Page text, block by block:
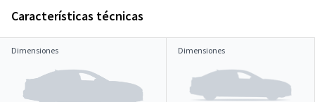
Características técnicas
Dimensiones Dimensiones